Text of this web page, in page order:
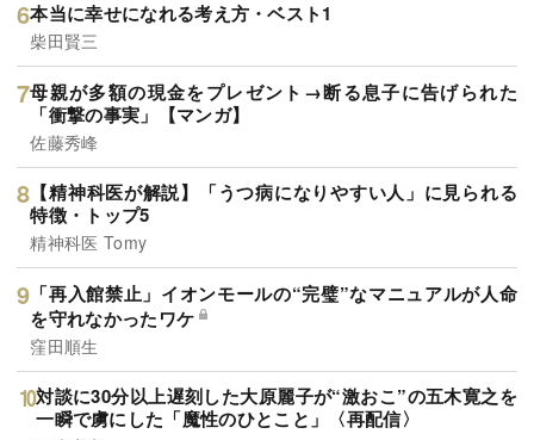
本当に幸せになれる考え方・ベスト1
柴田賢三
母親が多額の現金をプレゼント→断る息子に告げられた
「衝撃の事実」【マンガ】
佐藤秀峰
【精神科医が解説】「うつ病になりやすい人」に見られる
特徴・トップ5
精神科医 Tomy
「再入館禁止」イオンモールの“完璧”なマニュアルが人命
を守れなかったワケ
窪田順生
対談に30分以上遅刻した大原麗子が“激おこ”の五木寛之を
一瞬で虜にした「魔性のひとこと」〈再配信〉